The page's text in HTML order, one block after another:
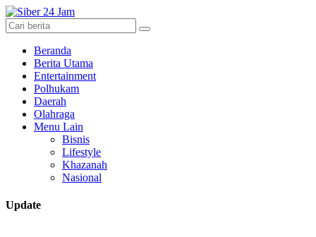
Beranda
Berita Utama
Entertainment
Polhukam
Daerah
Olahraga
Menu Lain
Bisnis
Lifestyle
Khazanah
Nasional
Update